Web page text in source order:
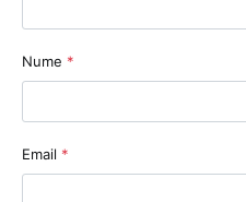
Nume *
Email *